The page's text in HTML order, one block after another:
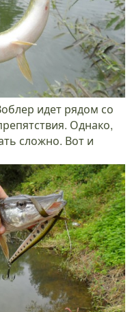
идет рядом со
Однако,
сложно. Вот и